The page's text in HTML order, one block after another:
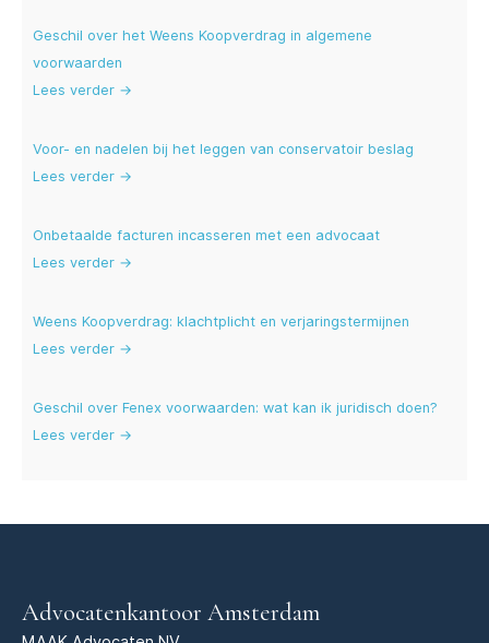
Geschil over het Weens Koopverdrag in algemene
voorwaarden
Lees verder →
Voor- en nadelen bij het leggen van conservatoir beslag
Lees verder →
Onbetaalde facturen incasseren met een advocaat
Lees verder →
Weens Koopverdrag: klachtplicht en verjaringstermijnen
Lees verder →
Geschil over Fenex voorwaarden: wat kan ik juridisch doen?
Lees verder →
Advocatenkantoor Amsterdam